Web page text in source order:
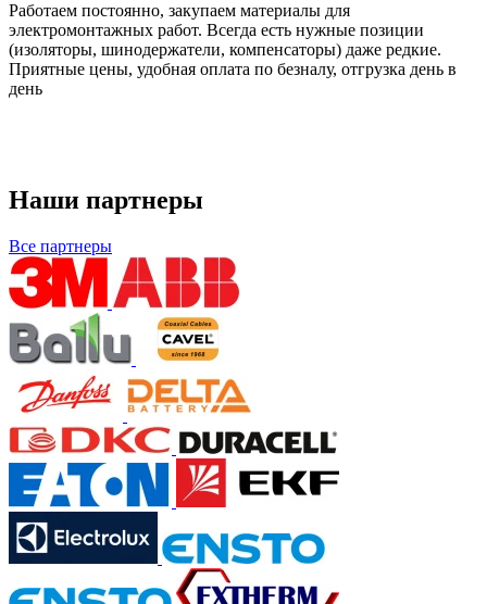
Работаем постоянно, закупаем материалы для
электромонтажных работ. Всегда есть нужные позиции
(изоляторы, шинодержатели, компенсаторы) даже редкие.
Приятные цены, удобная оплата по безналу, отгрузка день в
день
Наши партнеры
Все партнеры